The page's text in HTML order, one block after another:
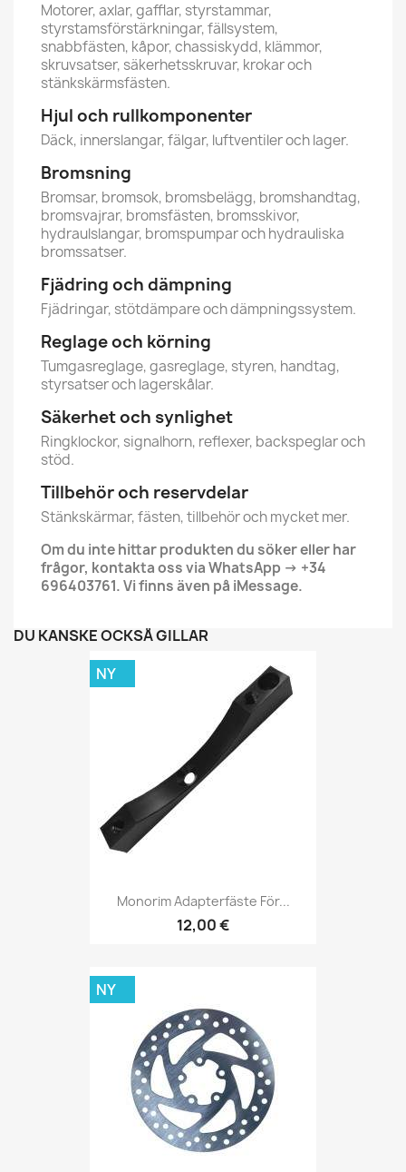
Motorer, axlar, gafflar, styrstammar,
styrstamsförstärkningar, fällsystem,
snabbfästen, kåpor, chassiskydd, klämmor,
skruvsatser, säkerhetsskruvar, krokar och
stänkskärmsfästen.
Hjul och rullkomponenter
Däck, innerslangar, fälgar, luftventiler och lager.
Bromsning
Bromsar, bromsok, bromsbelägg, bromshandtag,
bromsvajrar, bromsfästen, bromsskivor,
hydraulslangar, bromspumpar och hydrauliska
bromssatser.
Fjädring och dämpning
Fjädringar, stötdämpare och dämpningssystem.
Reglage och körning
Tumgasreglage, gasreglage, styren, handtag,
styrsatser och lagerskålar.
Säkerhet och synlighet
Ringklockor, signalhorn, reflexer, backspeglar och
stöd.
Tillbehör och reservdelar
Stänkskärmar, fästen, tillbehör och mycket mer.
Om du inte hittar produkten du söker eller har
frågor, kontakta oss via WhatsApp → +34
696403761. Vi finns även på iMessage.
DU KANSKE OCKSÅ GILLAR
Monorim Adapterfäste För...
12,00 €
NY
NY